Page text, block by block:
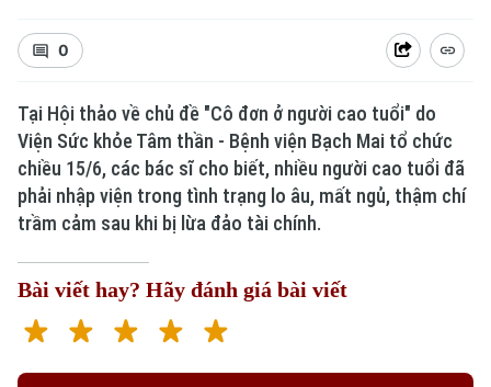
Xu hướng
0
Tại Hội thảo về chủ đề "Cô đơn ở người cao tuổi" do
Viện Sức khỏe Tâm thần - Bệnh viện Bạch Mai tổ chức
chiều 15/6, các bác sĩ cho biết, nhiều người cao tuổi đã
phải nhập viện trong tình trạng lo âu, mất ngủ, thậm chí
trầm cảm sau khi bị lừa đảo tài chính.
Bài viết hay? Hãy đánh giá bài viết